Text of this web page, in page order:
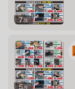
7枚
5枚